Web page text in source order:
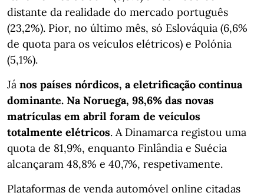
distante da realidade do mercado português
(23,2%). Pior, no último mês, só Eslováquia (6,6%
de quota para os veículos elétricos) e Polónia
(5,1%).
Já nos países nórdicos, a eletrificação continua
dominante. Na Noruega, 98,6% das novas
matrículas em abril foram de veículos
totalmente elétricos. A Dinamarca registou uma
quota de 81,9%, enquanto Finlândia e Suécia
alcançaram 48,8% e 40,7%, respetivamente.
Plataformas de venda automóvel online citadas